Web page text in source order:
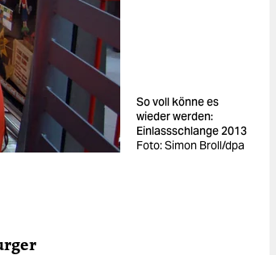
So voll könne es
wieder werden:
Einlassschlange 2013
Foto: Simon Broll/dpa